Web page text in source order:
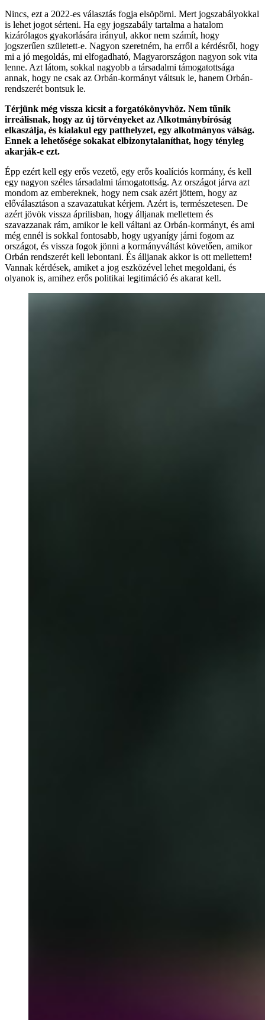
Nincs, ezt a 2022-es választás fogja elsöpörni. Mert jogszabályokkal
is lehet jogot sérteni. Ha egy jogszabály tartalma a hatalom
kizárólagos gyakorlására irányul, akkor nem számít, hogy
jogszerűen született-e. Nagyon szeretném, ha erről a kérdésről, hogy
mi a jó megoldás, mi elfogadható, Magyarországon nagyon sok vita
lenne. Azt látom, sokkal nagyobb a társadalmi támogatottsága
annak, hogy ne csak az Orbán-kormányt váltsuk le, hanem Orbán-
rendszerét bontsuk le.
Térjünk még vissza kicsit a forgatókönyvhöz. Nem tűnik
irreálisnak, hogy az új törvényeket az Alkotmánybíróság
elkaszálja, és kialakul egy patthelyzet, egy alkotmányos válság.
Ennek a lehetősége sokakat elbizonytalaníthat, hogy tényleg
akarják-e ezt.
Épp ezért kell egy erős vezető, egy erős koalíciós kormány, és kell
egy nagyon széles társadalmi támogatottság. Az országot járva azt
mondom az embereknek, hogy nem csak azért jöttem, hogy az
előválasztáson a szavazatukat kérjem. Azért is, természetesen. De
azért jövök vissza áprilisban, hogy álljanak mellettem és
szavazzanak rám, amikor le kell váltani az Orbán-kormányt, és ami
még ennél is sokkal fontosabb, hogy ugyanígy járni fogom az
országot, és vissza fogok jönni a kormányváltást követően, amikor
Orbán rendszerét kell lebontani. És álljanak akkor is ott mellettem!
Vannak kérdések, amiket a jog eszközével lehet megoldani, és
olyanok is, amihez erős politikai legitimáció és akarat kell.